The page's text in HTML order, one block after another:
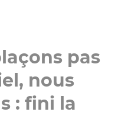
pas
nous
: fini la